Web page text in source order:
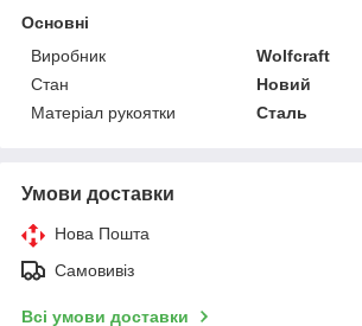
Основні
Виробник
Wolfcraft
Стан
Новий
Матеріал рукоятки
Сталь
Умови доставки
Нова Пошта
Самовивіз
Всі умови доставки